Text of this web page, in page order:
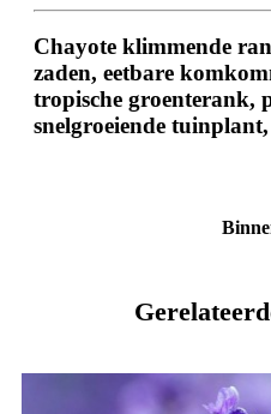
Chayote klimmende
zaden, eetbare
tropische groenterank,
snelgroeiende